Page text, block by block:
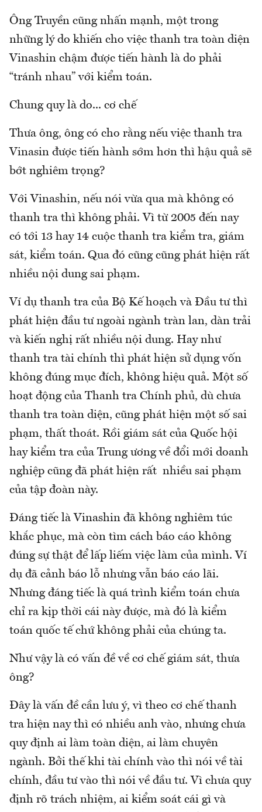
Ông Truyền cũng nhấn mạnh, một trong
những lý do khiến cho việc thanh tra toàn diện
Vinashin chậm được tiến hành là do phải
“tránh nhau” với kiểm toán.
Chung quy là do... cơ chế
Thưa ông, ông có cho rằng nếu việc thanh tra
Vinasin được tiến hành sớm hơn thì hậu quả sẽ
bớt nghiêm trọng?
Với Vinashin, nếu nói vừa qua mà không có
thanh tra thì không phải. Vì từ 2005 đến nay
có tới 13 hay 14 cuộc thanh tra kiểm tra, giám
sát, kiểm toán. Qua đó cũng cũng phát hiện rất
nhiều nội dung sai phạm.
Ví dụ thanh tra của Bộ Kế hoạch và Đầu tư thì
phát hiện đầu tư ngoài ngành tràn lan, dàn trải
và kiến nghị rất nhiều nội dung. Hay như
thanh tra tài chính thì phát hiện sử dụng vốn
không đúng mục đích, không hiệu quả. Một số
hoạt động của Thanh tra Chính phủ, dù chưa
thanh tra toàn diện, cũng phát hiện một số sai
phạm, thất thoát. Rồi giám sát của Quốc hội
hay kiểm tra của Trung ương về đổi mới doanh
nghiệp cũng đã phát hiện rất nhiều sai phạm
của tập đoàn này.
Đáng tiếc là Vinashin đã không nghiêm túc
khắc phục, mà còn tìm cách báo cáo không
đúng sự thật để lấp liếm việc làm của mình. Ví
dụ đã cảnh báo lỗ nhưng vẫn báo cáo lãi.
Nhưng đáng tiếc là quá trình kiểm toán chưa
chỉ ra kịp thời cái này được, mà đó là kiểm
toán quốc tế chứ không phải của chúng ta.
Như vậy là có vấn đề về cơ chế giám sát, thưa
ông?
Đây là vấn đề cần lưu ý, vì theo cơ chế thanh
tra hiện nay thì có nhiều anh vào, nhưng chưa
quy định ai làm toàn diện, ai làm chuyên
ngành. Bởi thế khi tài chính vào thì nói về tài
chính, đầu tư vào thì nói về đầu tư. Vì chưa quy
định rõ trách nhiệm, ai kiểm soát cái gì và